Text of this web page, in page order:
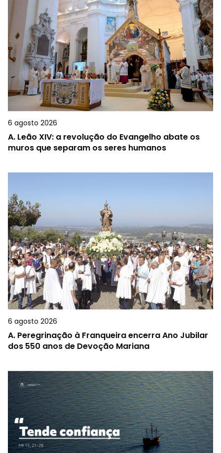
6 agosto 2026
A. Leão XIV: a revolução do Evangelho abate os
muros que separam os seres humanos
6 agosto 2026
A. Peregrinação à Franqueira encerra Ano Jubilar
dos 550 anos de Devoção Mariana